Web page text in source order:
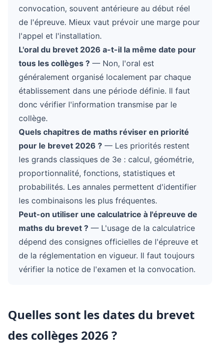
convocation, souvent antérieure au début réel
de l'épreuve. Mieux vaut prévoir une marge pour
l'appel et l'installation.
L'oral du brevet 2026 a-t-il la même date pour
tous les collèges ? — Non, l'oral est
généralement organisé localement par chaque
établissement dans une période définie. Il faut
donc vérifier l'information transmise par le
collège.
Quels chapitres de maths réviser en priorité
pour le brevet 2026 ? — Les priorités restent
les grands classiques de 3e : calcul, géométrie,
proportionnalité, fonctions, statistiques et
probabilités. Les annales permettent d'identifier
les combinaisons les plus fréquentes.
Peut-on utiliser une calculatrice à l'épreuve de
maths du brevet ? — L'usage de la calculatrice
dépend des consignes officielles de l'épreuve et
de la réglementation en vigueur. Il faut toujours
vérifier la notice de l'examen et la convocation.
Quelles sont les dates du brevet
des collèges 2026 ?